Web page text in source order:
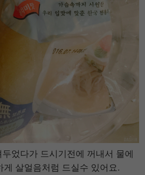
었다가 드시기전에 꺼내서 물에
게 살얼음처럼 드실수 있어요.